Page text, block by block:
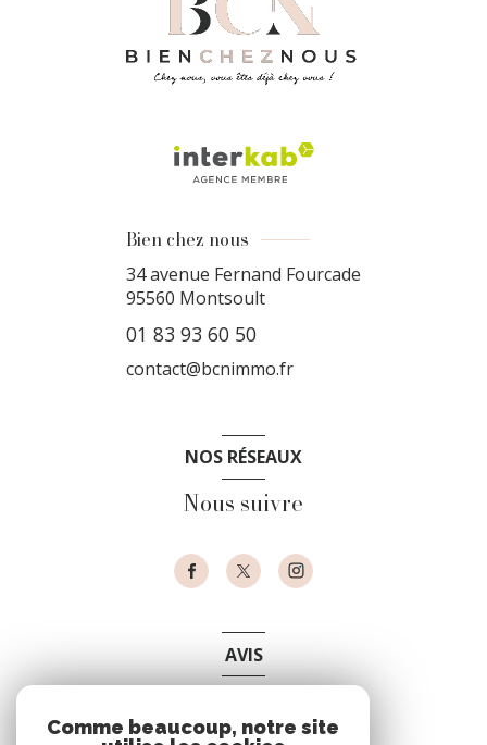
Bien chez nous
34 avenue Fernand Fourcade
95560 Montsoult
01 83 93 60 50
contact@bcnimmo.fr
NOS RÉSEAUX
Nous suivre
AVIS
Comme beaucoup, notre site